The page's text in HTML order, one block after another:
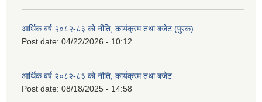
आर्थिक बर्ष २०८२-८३ को नीति, कार्यक्रम तथा बजेट (पुरक)
Post date: 04/22/2026 - 10:12
आर्थिक बर्ष २०८२-८३ को नीति, कार्यक्रम तथा बजेट
Post date: 08/18/2025 - 14:58